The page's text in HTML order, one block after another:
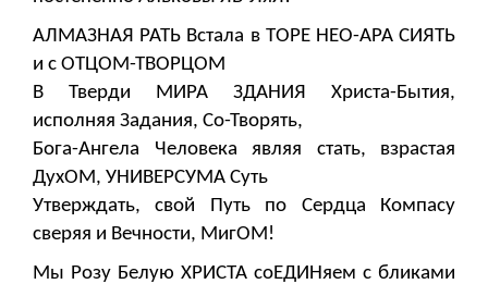
АЛМАЗНАЯ РАТЬ Встала в ТОРЕ НЕО-АРА СИЯТЬ
и с ОТЦОМ-ТВОРЦОМ
В Тверди МИРА ЗДАНИЯ Христа-Бытия,
исполняя Задания, Со-Творять,
Бога-Ангела Человека являя стать, взрастая
ДухОМ, УНИВЕРСУМА Суть
Утверждать, свой Путь по Сердца Компасу
сверяя и Вечности, МигОМ!
Мы Розу Белую ХРИСТА соЕДИНяем с бликами